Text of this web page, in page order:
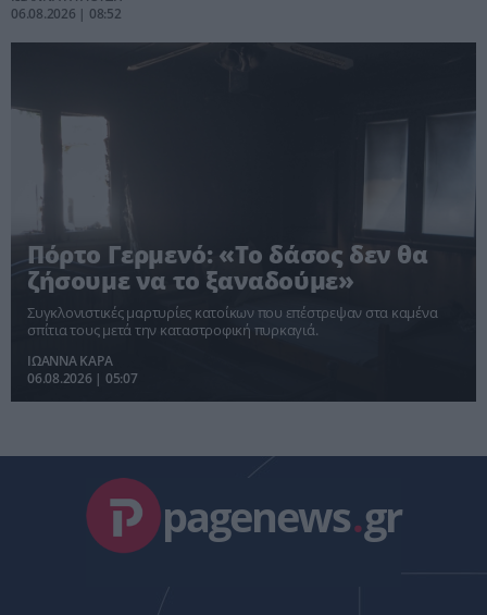
06.08.2026 | 08:52
Πόρτο Γερμενό: «Το δάσος δεν θα
ζήσουμε να το ξαναδούμε»
Συγκλονιστικές μαρτυρίες κατοίκων που επέστρεψαν στα καμένα
σπίτια τους μετά την καταστροφική πυρκαγιά.
ΙΩΑΝΝΑ ΚΑΡΑ
06.08.2026 | 05:07
pagenews.gr